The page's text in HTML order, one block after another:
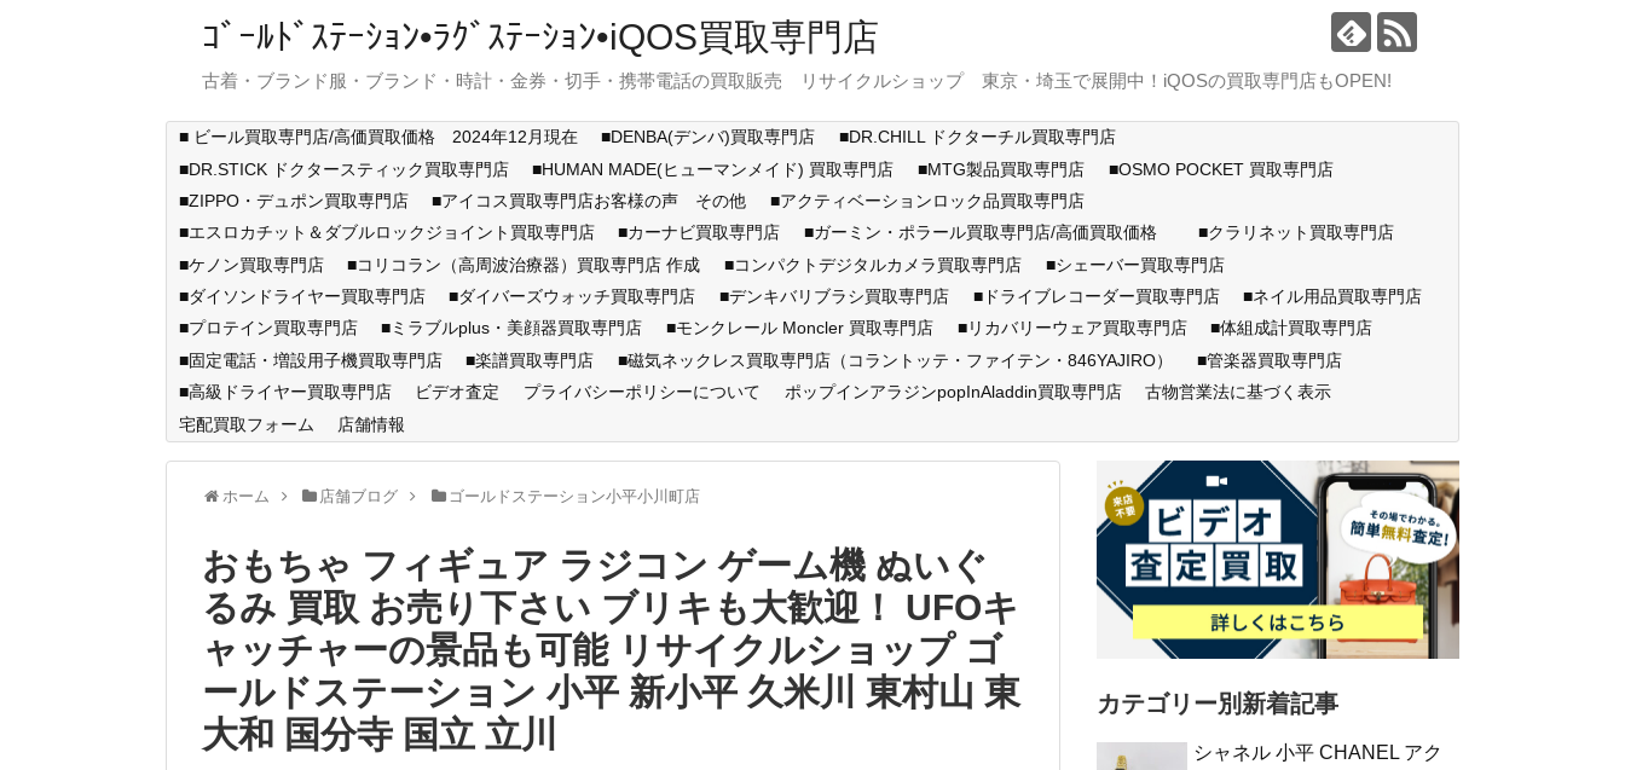
ｺﾞｰﾙﾄﾞｽﾃｰｼｮﾝ•ﾗｸﾞｽﾃｰｼｮﾝ•iQOS買取専門店
古着・ブランド服・ブランド・時計・金券・切手・携帯電話の買取販売 リサイクルショップ 東京・埼玉で展開中！iQOSの買取専門店もOPEN!
■ ビール買取専門店/高価買取価格 2024年12月現在 ■DENBA(デンバ)買取専門店
■DR.CHILL ドクターチル買取専門店
■DR.STICK ドクタースティック買取専門店
■HUMAN MADE(ヒューマンメイド) 買取専門店 ■MTG製品買取専門店
■OSMO POCKET 買取専門店
■ZIPPO・デュポン買取専門店
■アイコス買取専門店お客様の声 その他
■アクティベーションロック品買取専門店
■エスロカチット＆ダブルロックジョイント買取専門店
■カーナビ買取専門店 ■ガーミン・ポラール買取専門店/高価買取価格
■クラリネット買取専門店
■ケノン買取専門店
■コリコラン（高周波治療器）買取専門店 作成 ■コンパクトデジタルカメラ買取専門店
■シェーバー買取専門店
■ダイソンドライヤー買取専門店
■ダイバーズウォッチ買取専門店 ■デンキバリブラシ買取専門店 ■ドライブレコーダー買取専門店
■ネイル用品買取専門店
■プロテイン買取専門店
■ミラブルplus・美顔器買取専門店 ■モンクレール Moncler 買取専門店 ■リカバリーウェア買取専門店
■体組成計買取専門店
■固定電話・増設用子機買取専門店
■楽譜買取専門店 ■磁気ネックレス買取専門店（コラントッテ・ファイテン・846YAJIRO）
■管楽器買取専門店
■高級ドライヤー買取専門店
ビデオ査定 プライバシーポリシーについて ポップインアラジンpopInAladdin買取専門店
古物営業法に基づく表示
宅配買取フォーム
店舗情報
ホーム 店舗ブログ ゴールドステーション小平小川町店
おもちゃ フィギュア ラジコン ゲーム機 ぬいぐ
るみ 買取 お売り下さい ブリキも大歓迎！ UFOキ
ャッチャーの景品も可能 リサイクルショップ ゴ
ールドステーション 小平 新小平 久米川 東村山 東
大和 国分寺 国立 立川
カテゴリー別新着記事
シャネル 小平 CHANEL アク